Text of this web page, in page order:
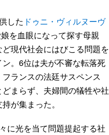
した ドゥニ・ヴィルヌーヴ
を血眼になって探す母親
現代社会にはびこる問題を
ン。6位は夫が不審な転落死
ランスの法廷サスペンス
まらず、夫婦間の犠牲や社
が集まった。
に光を当て問題提起する社